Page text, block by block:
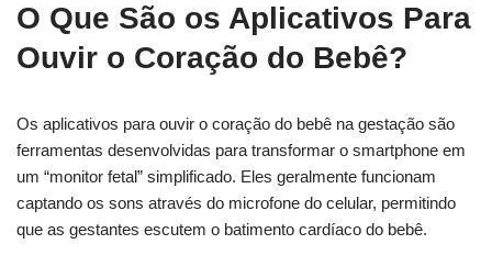
O Que São os Aplicativos Para
Ouvir o Coração do Bebê?
Os aplicativos para ouvir o coração do bebê na gestação são
ferramentas desenvolvidas para transformar o smartphone em
um “monitor fetal” simplificado. Eles geralmente funcionam
captando os sons através do microfone do celular, permitindo
que as gestantes escutem o batimento cardíaco do bebê.